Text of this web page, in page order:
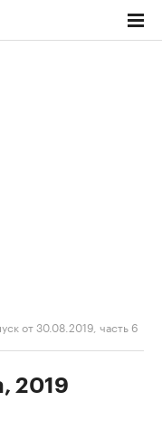
от 30.08.2019, часть 6
2019